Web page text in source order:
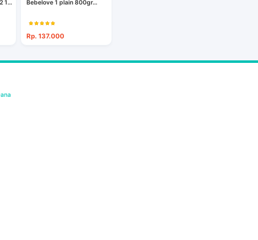
1... Bebelove 1 plain 800gr...
Rp. 137.000